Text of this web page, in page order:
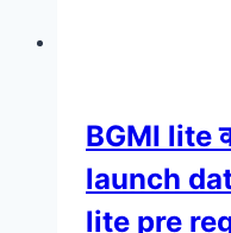
BGMI lite
launch
lite pre